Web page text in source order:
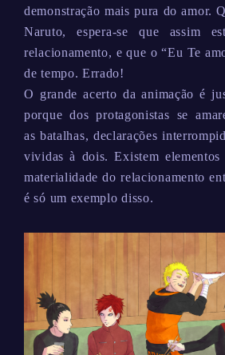
demonstração mais pura do amor.
Naruto, espera-se que assim
relacionamento, e que o “Eu Te
de tempo. Errado!
O grande acerto da animação é
porque dos protagonistas se
as batalhas, declarações
vividas à dois. Existem elementos
materialidade do relacionamento
é só um exemplo disso.